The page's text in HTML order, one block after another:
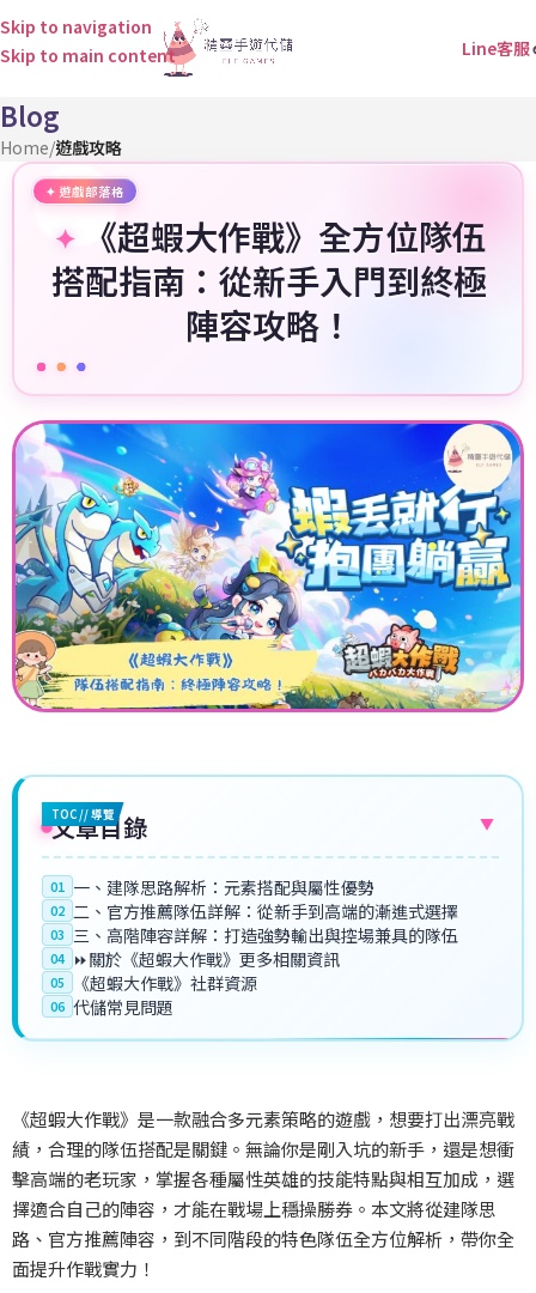
Skip to navigation
Skip to main content
Line客服
Blog
Home/遊戲攻略
《超蝦大作戰》全方位隊伍
搭配指南：從新手入門到終極
陣容攻略！
TOC // 導覽
文章目錄 ▼
01 一、建隊思路解析：元素搭配與屬性優勢
02 二、官方推薦隊伍詳解：從新手到高端的漸進式選擇
03 三、高階陣容詳解：打造強勢輸出與控場兼具的隊伍
04 ⏩關於《超蝦大作戰》更多相關資訊
05 《超蝦大作戰》社群資源
06 代儲常見問題
《超蝦大作戰》是一款融合多元素策略的遊戲，想要打出漂亮戰
績，合理的隊伍搭配是關鍵。無論你是剛入坑的新手，還是想衝
擊高端的老玩家，掌握各種屬性英雄的技能特點與相互加成，選
擇適合自己的陣容，才能在戰場上穩操勝券。本文將從建隊思
路、官方推薦陣容，到不同階段的特色隊伍全方位解析，帶你全
面提升作戰實力！